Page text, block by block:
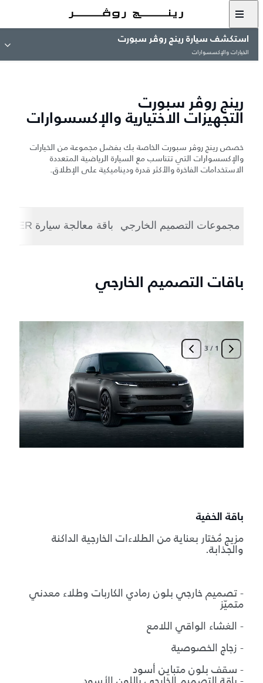
استكشف سيارة رينج روڤر سبورت
الخيارات والإكسسوارات
رينج روڤر سبورت
التجهيزات الاختيارية والإكسسوارات
خصص رينج روڤر سبورت الخاصة بك بفضل مجموعة من الخيارات
والإكسسوارات التي تتناسب مع السيارة الرياضية المتعددة
الاستخدامات الفاخرة والأكثر قدرة وديناميكية على الإطلاق.
مجموعات التصميم الخارجي باقة معالجة سيارة STORMER
باقات التصميم الخارجي
1
/
3
باقة الخفية
مزيج مُختار بعناية من الطلاءات الخارجية الداكنة
والجذابة.
- تصميم خارجي بلون رمادي الكاربات وطلاء معدني
متميّز
- الغشاء الواقي اللامع
- زجاج الخصوصية
- سقف بلون متباين أسود